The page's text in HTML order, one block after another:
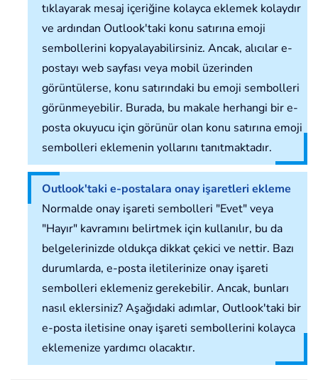
tıklayarak mesaj içeriğine kolayca eklemek kolaydır
ve ardından Outlook'taki konu satırına emoji
sembollerini kopyalayabilirsiniz. Ancak, alıcılar e-
postayı web sayfası veya mobil üzerinden
görüntülerse, konu satırındaki bu emoji sembolleri
görünmeyebilir. Burada, bu makale herhangi bir e-
posta okuyucu için görünür olan konu satırına emoji
sembolleri eklemenin yollarını tanıtmaktadır.
Outlook'taki e-postalara onay işaretleri ekleme
Normalde onay işareti sembolleri "Evet" veya
"Hayır" kavramını belirtmek için kullanılır, bu da
belgelerinizde oldukça dikkat çekici ve nettir. Bazı
durumlarda, e-posta iletilerinize onay işareti
sembolleri eklemeniz gerekebilir. Ancak, bunları
nasıl eklersiniz? Aşağıdaki adımlar, Outlook'taki bir
e-posta iletisine onay işareti sembollerini kolayca
eklemenize yardımcı olacaktır.